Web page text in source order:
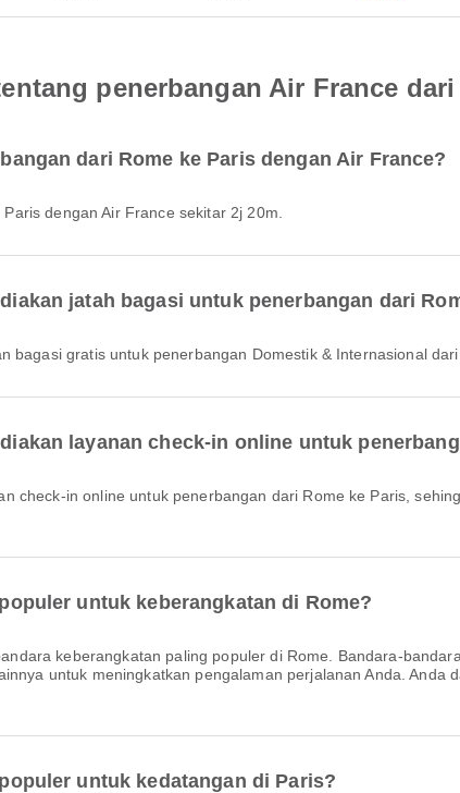
penerbangan Air France
dari Rome ke Paris dengan Air France?
dengan Air France sekitar 2j 20m.
jatah bagasi untuk penerbangan dari
bagasi gratis untuk penerbangan Domestik & Internasional
layanan check-in online untuk
untuk keberangkatan di Rome?
keberangkatan paling populer di Rome. Bandara-
untuk meningkatkan pengalaman perjalanan Anda.
untuk kedatangan di Paris?